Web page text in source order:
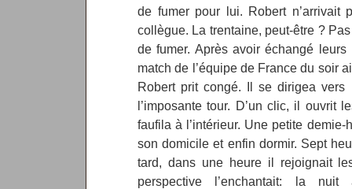
de fumer pour lui. Robert
collègue. La trentaine, peut-être ?
de fumer. Après avoir échangé
match de l’équipe de France du soir
Robert prit congé. Il se dirigea
l’imposante tour. D’un clic, il ouvrit
faufila à l’intérieur. Une petite
son domicile et enfin dormir. Sept
tard, dans une heure il rejoignait
perspective l’enchantait: la nuit